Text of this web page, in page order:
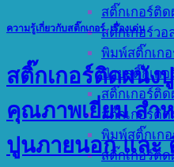
สติ๊กเกอร์ติ
สติ๊กเกอร์วอ
พิมพ์สติ๊กเก
ป้ายสติ๊กเกอ
สติ๊กเกอร์ติ
สติ๊กเกอร์ติ
พิมพ์สติ๊กเกอ
สติ๊กเกอร์ติด
ความรู้เกี่ยวกับสติ๊กเกอร์,เรื่องเด่น
สติ๊กเกอร์ติดผนัง
คุณภาพเยี่ยม สำ
ปูนภายนอก และ